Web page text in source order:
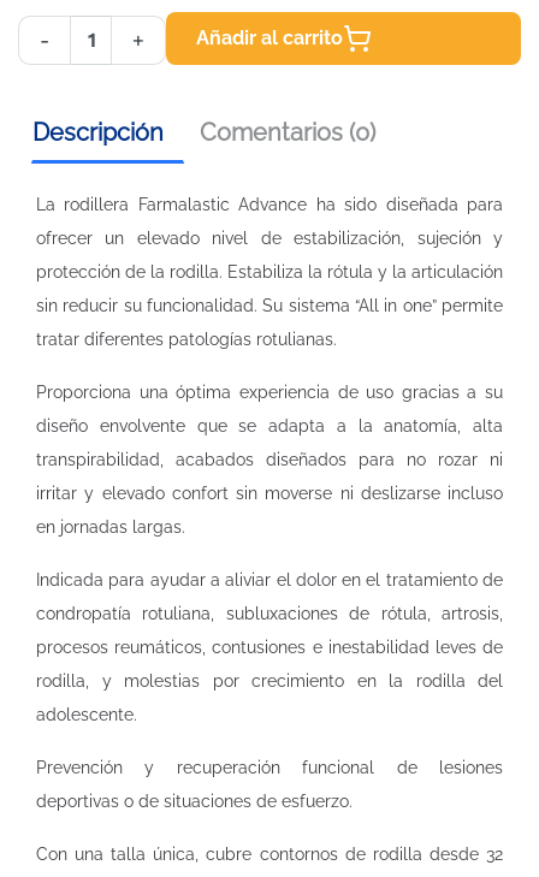
- + Añadir al carrito
Descripción Comentarios (0)
La rodillera Farmalastic Advance ha sido diseñada para
ofrecer un elevado nivel de estabilización, sujeción y
protección de la rodilla. Estabiliza la rótula y la articulación
sin reducir su funcionalidad. Su sistema “All in one” permite
tratar diferentes patologías rotulianas.
Proporciona una óptima experiencia de uso gracias a su
diseño envolvente que se adapta a la anatomía, alta
transpirabilidad, acabados diseñados para no rozar ni
irritar y elevado confort sin moverse ni deslizarse incluso
en jornadas largas.
Indicada para ayudar a aliviar el dolor en el tratamiento de
condropatía rotuliana, subluxaciones de rótula, artrosis,
procesos reumáticos, contusiones e inestabilidad leves de
rodilla, y molestias por crecimiento en la rodilla del
adolescente.
Prevención y recuperación funcional de lesiones
deportivas o de situaciones de esfuerzo.
Con una talla única, cubre contornos de rodilla desde 32